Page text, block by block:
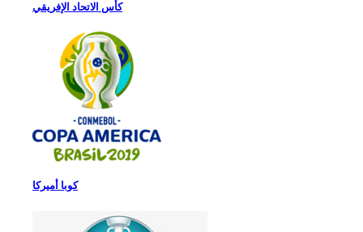
كأس الاتحاد الإفريقي
كوبا أميركا